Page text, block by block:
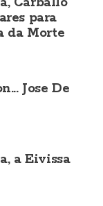
para
da Morte
Jose De
a Eivissa